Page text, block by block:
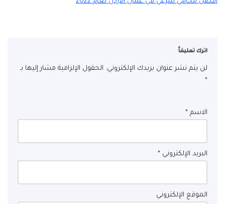
اترك تعليقاً
لن يتم نشر عنوان بريدك الإلكتروني. الحقول الإلزامية مشار إليها بـ
*
الاسم *
البريد الإلكتروني *
الموقع الإلكتروني